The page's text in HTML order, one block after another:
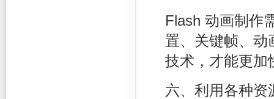
Flash 动画制作
置、关键帧、动
技术，才能更加
六、利用各种资